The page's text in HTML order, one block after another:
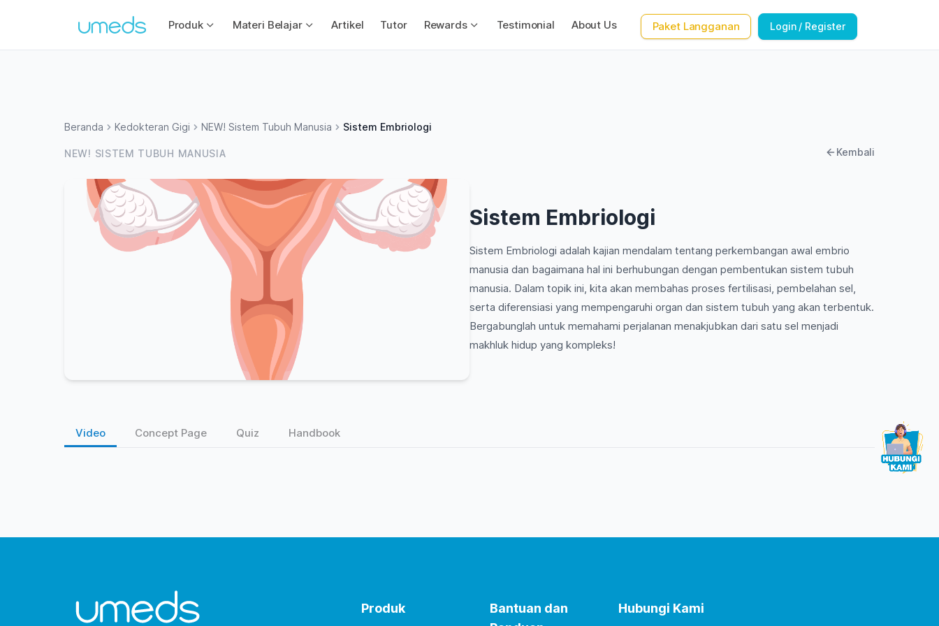
Produk Materi Belajar Artikel Tutor Rewards Testimonial About Us Paket Langganan Login / Register
Beranda Kedokteran Gigi NEW! Sistem Tubuh Manusia Sistem Embriologi
NEW! SISTEM TUBUH MANUSIA Kembali
Sistem Embriologi
Sistem Embriologi adalah kajian mendalam tentang perkembangan awal embrio
manusia dan bagaimana hal ini berhubungan dengan pembentukan sistem tubuh
manusia. Dalam topik ini, kita akan membahas proses fertilisasi, pembelahan sel,
serta diferensiasi yang mempengaruhi organ dan sistem tubuh yang akan terbentuk.
Bergabunglah untuk memahami perjalanan menakjubkan dari satu sel menjadi
makhluk hidup yang kompleks!
Video Concept Page Quiz Handbook
Produk
Bantuan dan
Hubungi Kami